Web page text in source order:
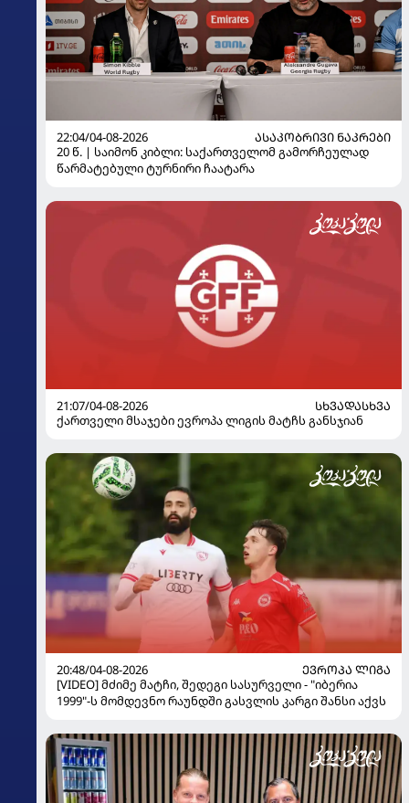
22:04/04-08-2026
ᲐᲡᲐᲙᲝᲑᲠᲘᲕᲘ ᲜᲐᲙᲠᲔᲑᲘ
20 წ. | საიმონ კიბლი: საქართველომ გამორჩეულად
წარმატებული ტურნირი ჩაატარა
21:07/04-08-2026
ᲡᲮᲕᲐᲓᲐᲡᲮᲕᲐ
ქართველი მსაჯები ევროპა ლიგის მატჩს განსჯიან
20:48/04-08-2026
ᲔᲕᲠᲝᲞᲐ ᲚᲘᲒᲐ
[VIDEO] მძიმე მატჩი, შედეგი სასურველი - "იბერია
1999"-ს მომდევნო რაუნდში გასვლის კარგი შანსი აქვს